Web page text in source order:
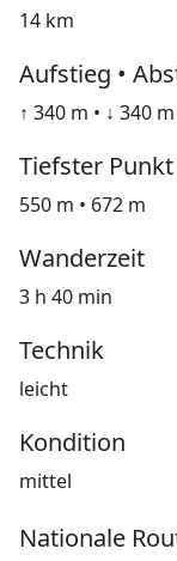
14 km
Aufstieg •
↑ 340 m • ↓ 340 m
Tiefster
550 m • 672 m
Wanderzeit
3 h 40 min
Technik
leicht
Kondition
mittel
Nationale